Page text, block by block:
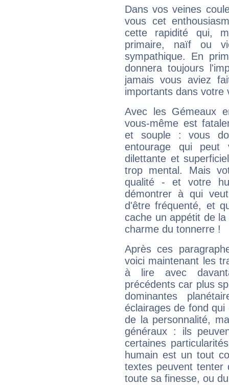
Dans vos veines
vous cet
cette rapidité qui,
primaire, naïf ou
sympathique. En
donnera toujours
jamais vous aviez
importants dans votre
Avec les Gémeaux
vous-même est
et souple : vous
entourage qui
dilettante et
trop mental. Mais
qualité - et votre
démontrer à qui
d'être fréquenté, et
cache un appétit de
charme du tonnerre !
Après ces
voici maintenant les
à lire avec
précédents car plus
dominantes
éclairages de fond
de la personnalité,
généraux : ils
certaines
humain est un tout
textes peuvent tenter
toute sa finesse, ou